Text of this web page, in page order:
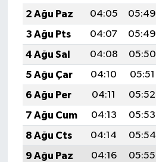
2 Ağu Paz
04:05 05:49
3 Ağu Pts
04:07 05:49
4 Ağu Sal
04:08 05:50
5 Ağu Çar
04:10 05:51
6 Ağu Per
04:11 05:52
7 Ağu Cum
04:13 05:53
8 Ağu Cts
04:14 05:54
9 Ağu Paz
04:16 05:55